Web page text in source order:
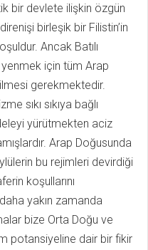
bir devlete ilişkin özgün
birleşik bir Filistin’in
Ancak Batılı
için tüm Arap
gerekmektedir.
sıkı sıkıya bağlı
yürütmekten aciz
Arap Doğusunda
bu rejimleri devirdiği
koşullarını
yakın zamanda
bize Orta Doğu ve
potansiyeline dair bir fikir